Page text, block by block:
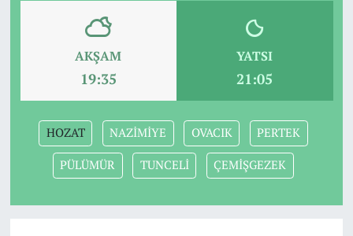
AKŞAM
19:35
YATSI
21:05
HOZAT NAZİMİYE OVACIK PERTEK
PÜLÜMÜR TUNCELİ ÇEMİŞGEZEK